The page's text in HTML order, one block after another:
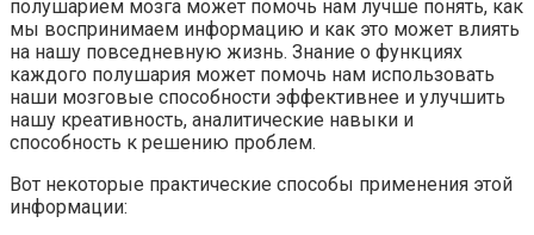
полушарием мозга может помочь нам лучше понять, как
мы воспринимаем информацию и как это может влиять
на нашу повседневную жизнь. Знание о функциях
каждого полушария может помочь нам использовать
наши мозговые способности эффективнее и улучшить
нашу креативность, аналитические навыки и
способность к решению проблем.
Вот некоторые практические способы применения этой
информации: